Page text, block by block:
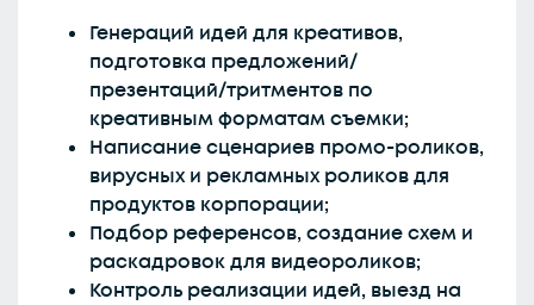
Генераций идей для креативов,
подготовка предложений/
презентаций/тритментов по
креативным форматам съемки;
Написание сценариев промо-роликов,
вирусных и рекламных роликов для
продуктов корпорации;
Подбор референсов, создание схем и
раскадровок для видеороликов;
Контроль реализации идей, выезд на